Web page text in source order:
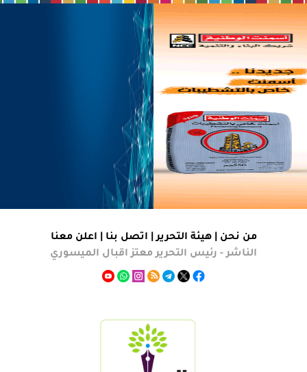
من نحن |هيئة التحرير اتصل بنا
اعلن معنا
الناشر - رئيس التحرير معتز اقبال الميسوري